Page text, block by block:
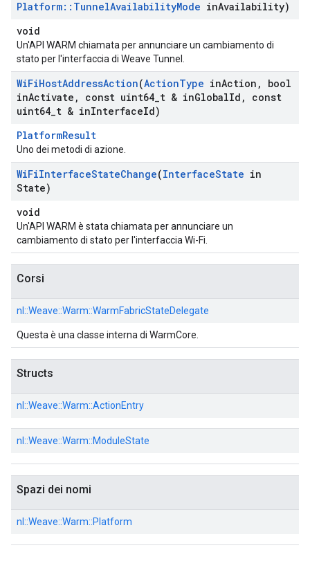
Platform:: TunnelAvailabilityMode inAvailability)
void
Un'API WARM chiamata per annunciare un cambiamento di
stato per l'interfaccia di Weave Tunnel.
WiFiHostAddressAction(ActionType inAction ,
bool
inActivate , const uint64 t & inGlobalId ,
const
uint64 t & inInterfaceId)
PlatformResult
Uno dei metodi di azione.
WiFiInterfaceStateChange(InterfaceState in
State)
void
Un'API WARM è stata chiamata per annunciare un
cambiamento di stato per l'interfaccia Wi-Fi.
Corsi
nl::Weave::Warm::WarmFabricStateDelegate
Questa è una classe interna di WarmCore.
Structs
nl::Weave::Warm::ActionEntry
nl::Weave::Warm::ModuleState
Spazi dei nomi
nl::Weave::Warm::Platform